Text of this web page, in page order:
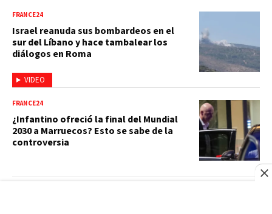
VIDEO
FRANCE24
Israel reanuda sus bombardeos en el
sur del Líbano y hace tambalear los
diálogos en Roma
FRANCE24
¿Infantino ofreció la final del Mundial
2030 a Marruecos? Esto se sabe de la
controversia